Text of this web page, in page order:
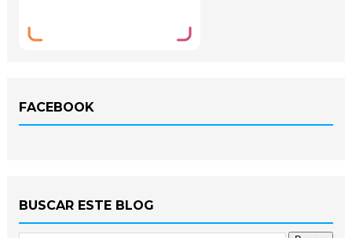
FACEBOOK
BUSCAR ESTE BLOG